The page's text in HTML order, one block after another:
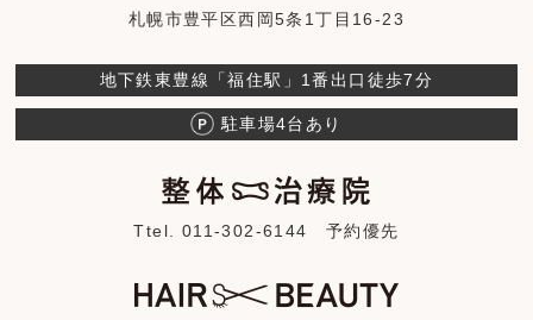
札幌市豊平区西岡5条1丁目16-23
地下鉄東豊線「福住駅」1番出口徒歩7分
駐車場4台あり
Ttel. 011-302-6144 予約優先